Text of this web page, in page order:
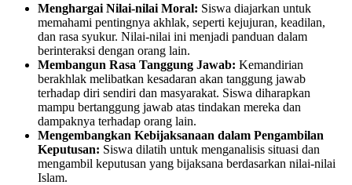
Menghargai Nilai-nilai Moral: Siswa diajarkan untuk
memahami pentingnya akhlak, seperti kejujuran, keadilan,
dan rasa syukur. Nilai-nilai ini menjadi panduan dalam
berinteraksi dengan orang lain.
Membangun Rasa Tanggung Jawab: Kemandirian
berakhlak melibatkan kesadaran akan tanggung jawab
terhadap diri sendiri dan masyarakat. Siswa diharapkan
mampu bertanggung jawab atas tindakan mereka dan
dampaknya terhadap orang lain.
Mengembangkan Kebijaksanaan dalam Pengambilan
Keputusan: Siswa dilatih untuk menganalisis situasi dan
mengambil keputusan yang bijaksana berdasarkan nilai-nilai
Islam.